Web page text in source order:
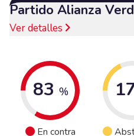
Partido Alianza
Ver detalles
83 %
En contra